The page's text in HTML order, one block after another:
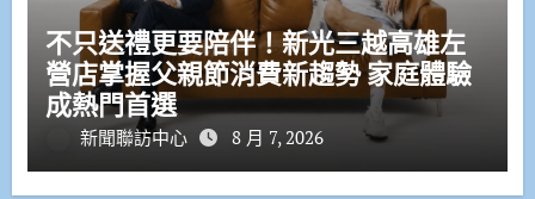
不只送禮更要陪伴！新光三越高雄左
營店掌握父親節消費新趨勢 家庭體驗
成熱門首選
新聞聯訪中心 8 月 7, 2026